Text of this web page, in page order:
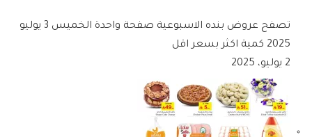
تصفح عروض بنده الاسبوعية صفحة واحدة الخميس 3 يوليو
2025 كمية اكثر بسعر اقل
2 يوليو، 2025